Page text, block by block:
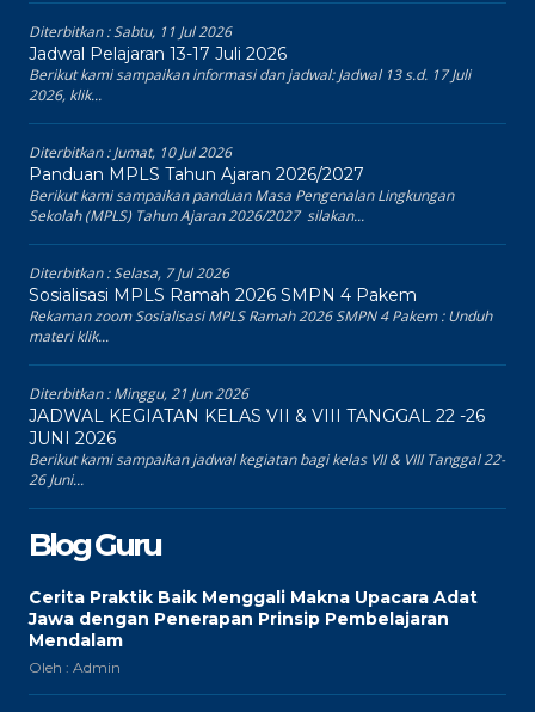
Diterbitkan :Sabtu, 11 Jul 2026
Jadwal Pelajaran 13-17 Juli 2026
Berikut kami sampaikan informasi dan jadwal: Jadwal 13 s.d. 17 Juli
2026, klik...
Diterbitkan :Jumat, 10 Jul 2026
Panduan MPLS Tahun Ajaran 2026/2027
Berikut kami sampaikan panduan Masa Pengenalan Lingkungan
Sekolah (MPLS) Tahun Ajaran 2026/2027 silakan...
Diterbitkan :Selasa, 7 Jul 2026
Sosialisasi MPLS Ramah 2026 SMPN 4 Pakem
Rekaman zoom Sosialisasi MPLS Ramah 2026 SMPN 4 Pakem : Unduh
materi klik...
Diterbitkan :Minggu, 21 Jun 2026
JADWAL KEGIATAN KELAS VII & VIII TANGGAL 22 -26
JUNI 2026
Berikut kami sampaikan jadwal kegiatan bagi kelas VII & VIII Tanggal 22-
26 Juni...
Blog Guru
Cerita Praktik Baik Menggali Makna Upacara Adat
Jawa dengan Penerapan Prinsip Pembelajaran
Mendalam
Oleh : Admin